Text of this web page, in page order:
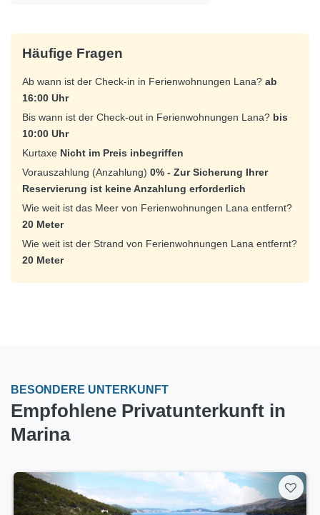
Häufige Fragen
Ab wann ist der Check-in in Ferienwohnungen Lana? ab
16:00 Uhr
Bis wann ist der Check-out in Ferienwohnungen Lana? bis
10:00 Uhr
Kurtaxe Nicht im Preis inbegriffen
Vorauszahlung (Anzahlung) 0% - Zur Sicherung Ihrer
Reservierung ist keine Anzahlung erforderlich
Wie weit ist das Meer von Ferienwohnungen Lana entfernt?
20 Meter
Wie weit ist der Strand von Ferienwohnungen Lana entfernt?
20 Meter
BESONDERE UNTERKUNFT
Empfohlene Privatunterkunft in
Marina